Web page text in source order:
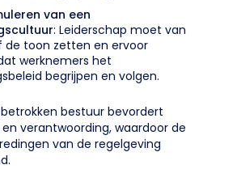
van een
: Leiderschap moet van
de toon zetten en ervoor
werknemers het
begrijpen en volgen.
bestuur bevordert
verantwoording, waardoor de
van de regelgeving